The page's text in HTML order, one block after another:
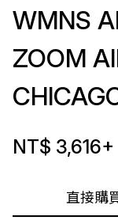
直接購
WMNS
ZOOM
NT$ 3,616+